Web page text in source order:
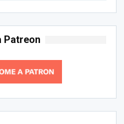
Patreon